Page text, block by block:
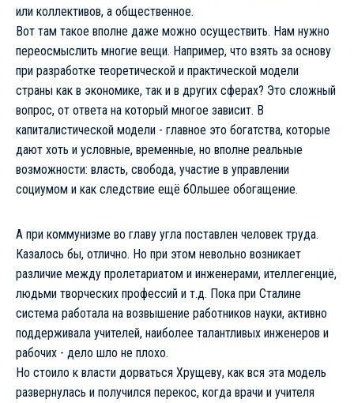
или коллективов, а общественное.
Вот там такое вполне даже можно осуществить. Нам нужно
переосмыслить многие вещи. Например, что взять за основу
при разработке теоретической и практической модели
страны как в экономике, так и в других сферах? Это сложный
вопрос, от ответа на который многое зависит. В
капиталистической модели - главное это богатства, которые
дают хоть и условные, временные, но вполне реальные
возможности: власть, свобода, участие в управлении
социумом и как следствие ещё бОльшее обогащение.
А при коммунизме во главу угла поставлен человек труда.
Казалось бы, отлично. Но при этом невольно возникает
различие между пролетариатом и инженерами, ителлегенциё,
людьми творческих профессий и т.д. Пока при Сталине
система работала на возвышение работников науки, активно
поддерживала учителей, наиболее талантливых инженеров и
рабочих - дело шло не плохо.
Но стоило к власти дорваться Хрущеву, как вся эта модель
развернулась и получился перекос, когда врачи и учителя